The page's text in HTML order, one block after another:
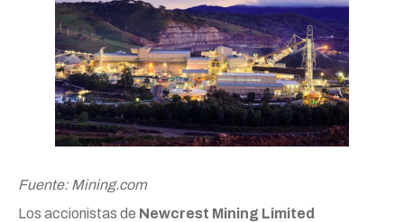
Fuente: Mining.com
Los accionistas de Newcrest Mining Limited